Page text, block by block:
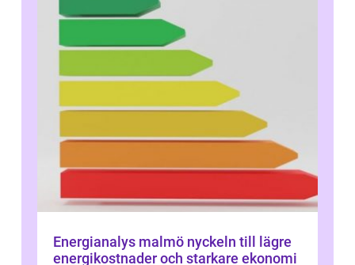
Energianalys malmö nyckeln till lägre
energikostnader och starkare ekonomi